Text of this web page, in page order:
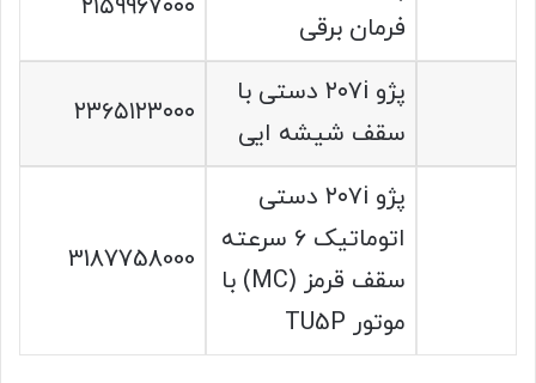
فرمان برقی
پژو ۲۰۷i دستی با
سقف شیشه ایی
۲۳۶۵۱۲۳۰۰۰
پژو ۲۰۷i دستی
اتوماتیک ۶ سرعته
سقف قرمز (MC) با
موتور TU5P
3187758000